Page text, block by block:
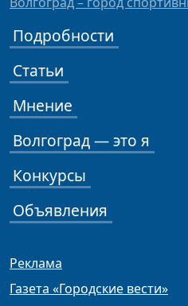
Подробности
Статьи
Мнение
Волгоград — это я
Конкурсы
Объявления
Реклама
Газета «Городские вести»